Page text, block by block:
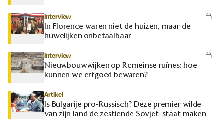
Interview
In Florence waren niet de huizen, maar de
huwelijken onbetaalbaar
Interview
Nieuwbouwwijken op Romeinse ruïnes: hoe
kunnen we erfgoed bewaren?
Artikel
Is Bulgarije pro-Russisch? Deze premier wilde
van zijn land de zestiende Sovjet-staat maken